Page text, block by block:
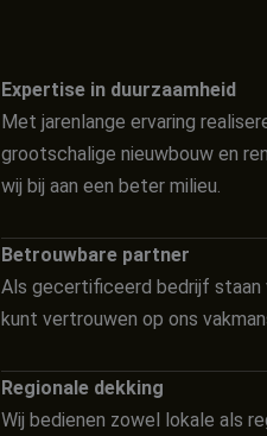
Expertise in duurzaamheid
Met jarenlange ervaring
grootschalige nieuwbouw en
wij bij aan een beter milieu.
Betrouwbare partner
Als gecertificeerd bedrijf staan
kunt vertrouwen op ons
Regionale dekking
Wij bedienen zowel lokale als